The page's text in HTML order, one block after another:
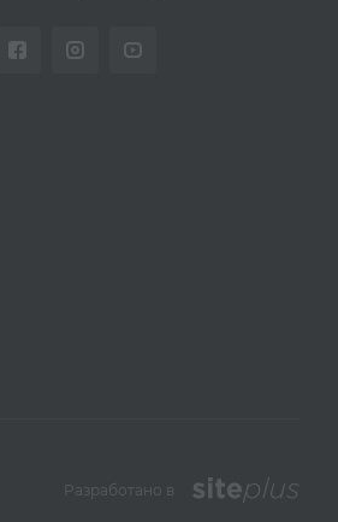
Разработано в